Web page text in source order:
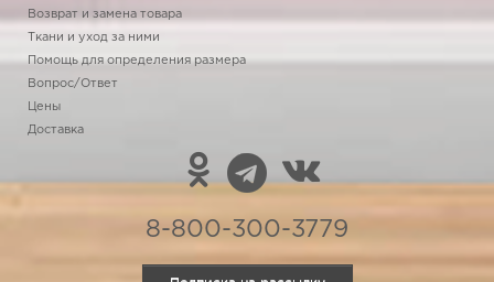
Возврат и замена товара
Ткани и уход за ними
Помощь для определения размера
Вопрос/Ответ
Цены
Доставка
8-800-300-3779